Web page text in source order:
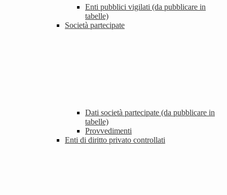
Enti pubblici vigilati (da pubblicare in
tabelle)
Società partecipate
Dati società partecipate (da pubblicare in
tabelle)
Provvedimenti
Enti di diritto privato controllati